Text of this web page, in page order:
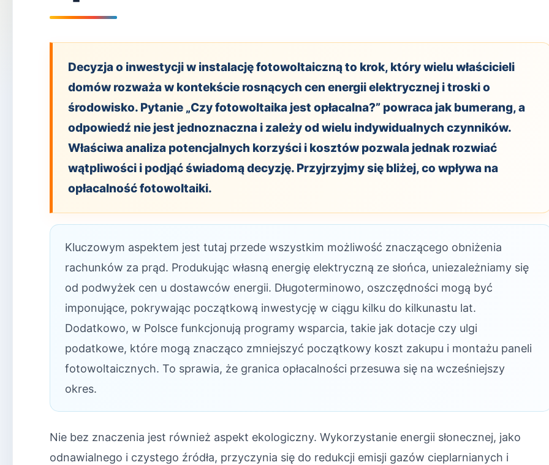
Decyzja o inwestycji w instalację fotowoltaiczną to krok, który wielu właścicieli
domów rozważa w kontekście rosnących cen energii elektrycznej i troski o
środowisko. Pytanie „Czy fotowoltaika jest opłacalna?” powraca jak bumerang, a
odpowiedź nie jest jednoznaczna i zależy od wielu indywidualnych czynników.
Właściwa analiza potencjalnych korzyści i kosztów pozwala jednak rozwiać
wątpliwości i podjąć świadomą decyzję. Przyjrzyjmy się bliżej, co wpływa na
opłacalność fotowoltaiki.
Kluczowym aspektem jest tutaj przede wszystkim możliwość znaczącego obniżenia
rachunków za prąd. Produkując własną energię elektryczną ze słońca, uniezależniamy się
od podwyżek cen u dostawców energii. Długoterminowo, oszczędności mogą być
imponujące, pokrywając początkową inwestycję w ciągu kilku do kilkunastu lat.
Dodatkowo, w Polsce funkcjonują programy wsparcia, takie jak dotacje czy ulgi
podatkowe, które mogą znacząco zmniejszyć początkowy koszt zakupu i montażu paneli
fotowoltaicznych. To sprawia, że granica opłacalności przesuwa się na wcześniejszy
okres.
Nie bez znaczenia jest również aspekt ekologiczny. Wykorzystanie energii słonecznej, jako
odnawialnego i czystego źródła, przyczynia się do redukcji emisji gazów cieplarnianych i